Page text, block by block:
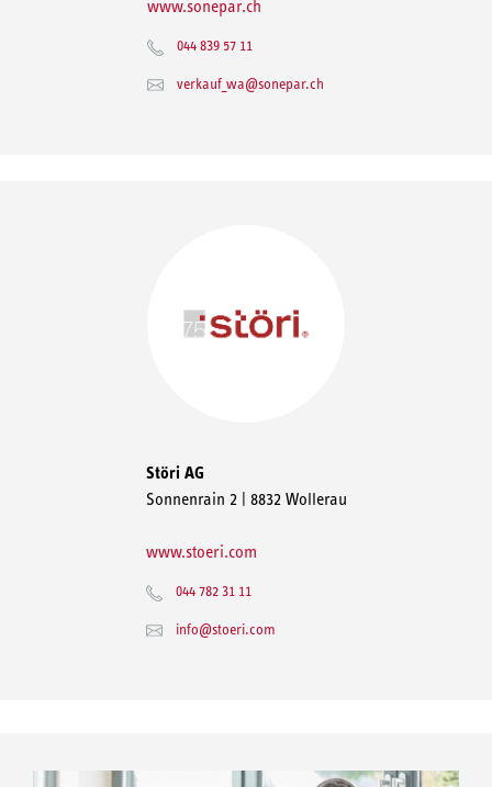
www.sonepar.ch
044 839 57 11
verkauf_wa@sonepar.ch
Störi AG
Sonnenrain 2 | 8832 Wollerau
www.stoeri.com
044 782 31 11
info@stoeri.com